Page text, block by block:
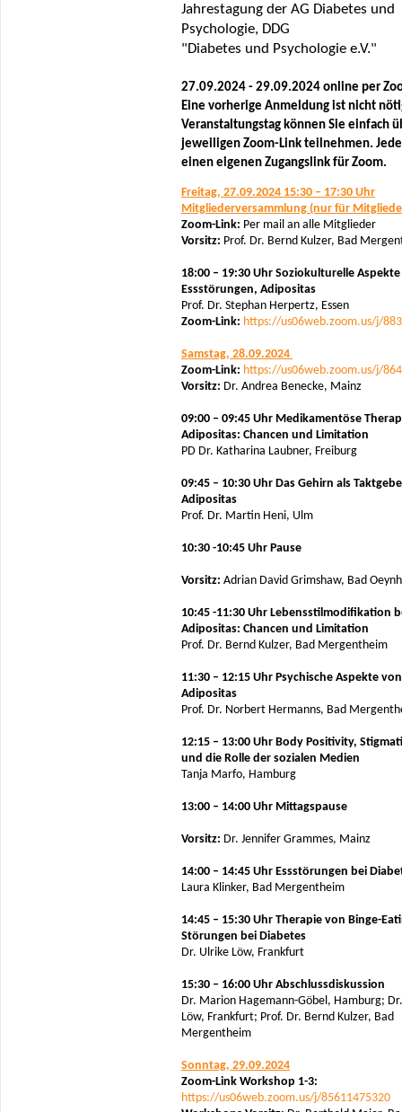
Jahrestagung der AG Diabetes und
Psychologie, DDG
"Diabetes und Psychologie e.V."
27.09.2024 - 29.09.2024 online per
Eine vorherige Anmeldung ist nicht
Veranstaltungstag können Sie einfach
jeweiligen Zoom-Link teilnehmen.
einen eigenen Zugangslink für Zoom.
Freitag, 27.09.2024 15:30 – 17:30 Uhr
Mitgliederversammlung (nur für
Zoom-Link: Per mail an alle Mitglieder
Vorsitz: Prof. Dr. Bernd Kulzer, Bad
18:00 – 19:30 Uhr Soziokulturelle
Essstörungen, Adipositas
Prof. Dr. Stephan Herpertz, Essen
Zoom-Link: https://us06web.zoom.us/j/
Samstag, 28.09.2024
Zoom-Link: https://us06web.zoom.us/j/
Vorsitz: Dr. Andrea Benecke, Mainz
09:00 – 09:45 Uhr Medikamentöse
Adipositas: Chancen und Limitation
PD Dr. Katharina Laubner, Freiburg
09:45 – 10:30 Uhr Das Gehirn als
Adipositas
Prof. Dr. Martin Heni, Ulm
10:30 -10:45 Uhr Pause
Vorsitz: Adrian David Grimshaw, Bad
10:45 -11:30 Uhr Lebensstilmodifikation
Adipositas: Chancen und Limitation
Prof. Dr. Bernd Kulzer, Bad Mergentheim
11:30 – 12:15 Uhr Psychische Aspekte von
Adipositas
Prof. Dr. Norbert Hermanns, Bad
12:15 – 13:00 Uhr Body Positivity,
und die Rolle der sozialen Medien
Tanja Marfo, Hamburg
13:00 – 14:00 Uhr Mittagspause
Vorsitz: Dr. Jennifer Grammes, Mainz
14:00 – 14:45 Uhr Essstörungen bei
Laura Klinker, Bad Mergentheim
14:45 – 15:30 Uhr Therapie von Binge-
Störungen bei Diabetes
Dr. Ulrike Löw, Frankfurt
15:30 – 16:00 Uhr Abschlussdiskussion
Dr. Marion Hagemann-Göbel, Hamburg;
Löw, Frankfurt; Prof. Dr. Bernd Kulzer, Bad
Mergentheim
Sonntag, 29.09.2024
Zoom-Link Workshop 1-3:
https://us06web.zoom.us/j/85611475320